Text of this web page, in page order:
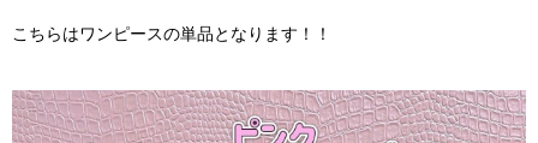
こちらはワンピースの単品となります！！